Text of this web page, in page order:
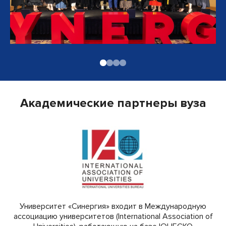
Академические партнеры вуза
Университет «Синергия» входит в Международную
ассоциацию университетов (International Association of